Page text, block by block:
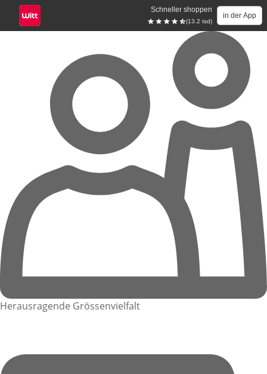
Schneller shoppen
(13.2 tsd)
in der App
Herausragende Grössenvielfalt